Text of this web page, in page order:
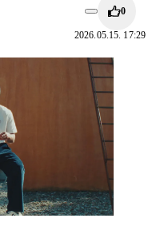
0
2026.05.15. 17:29